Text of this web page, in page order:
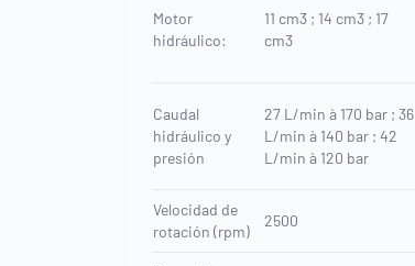
Motor
hidráulico:
11 cm3 ; 14 cm3 ; 17
cm3
Caudal
hidráulico y
presión
27 L/min à 170 bar ; 36
L/min à 140 bar ; 42
L/min à 120 bar
Velocidad de
rotación (rpm)
2500